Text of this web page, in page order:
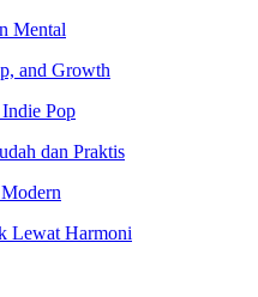
Mental
and Growth
Pop
dan Praktis
Lewat Harmoni